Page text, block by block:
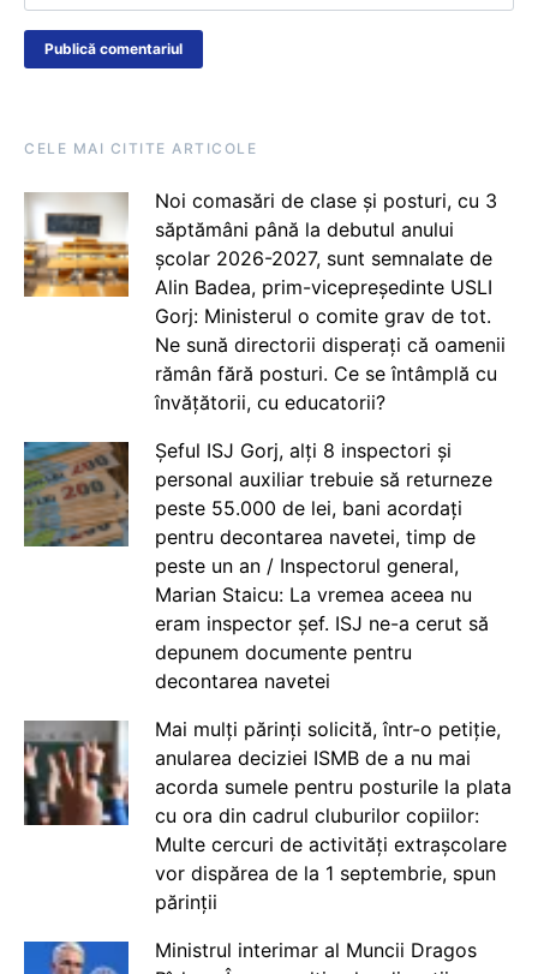
CELE MAI CITITE ARTICOLE
Noi comasări de clase și posturi, cu 3
săptămâni până la debutul anului
școlar 2026-2027, sunt semnalate de
Alin Badea, prim-vicepreședinte USLI
Gorj: Ministerul o comite grav de tot.
Ne sună directorii disperați că oamenii
rămân fără posturi. Ce se întâmplă cu
învățătorii, cu educatorii?
Șeful ISJ Gorj, alți 8 inspectori și
personal auxiliar trebuie să returneze
peste 55.000 de lei, bani acordați
pentru decontarea navetei, timp de
peste un an / Inspectorul general,
Marian Staicu: La vremea aceea nu
eram inspector șef. ISJ ne-a cerut să
depunem documente pentru
decontarea navetei
Mai mulți părinți solicită, într-o petiție,
anularea deciziei ISMB de a nu mai
acorda sumele pentru posturile la plata
cu ora din cadrul cluburilor copiilor:
Multe cercuri de activități extrașcolare
vor dispărea de la 1 septembrie, spun
părinții
Ministrul interimar al Muncii Dragos